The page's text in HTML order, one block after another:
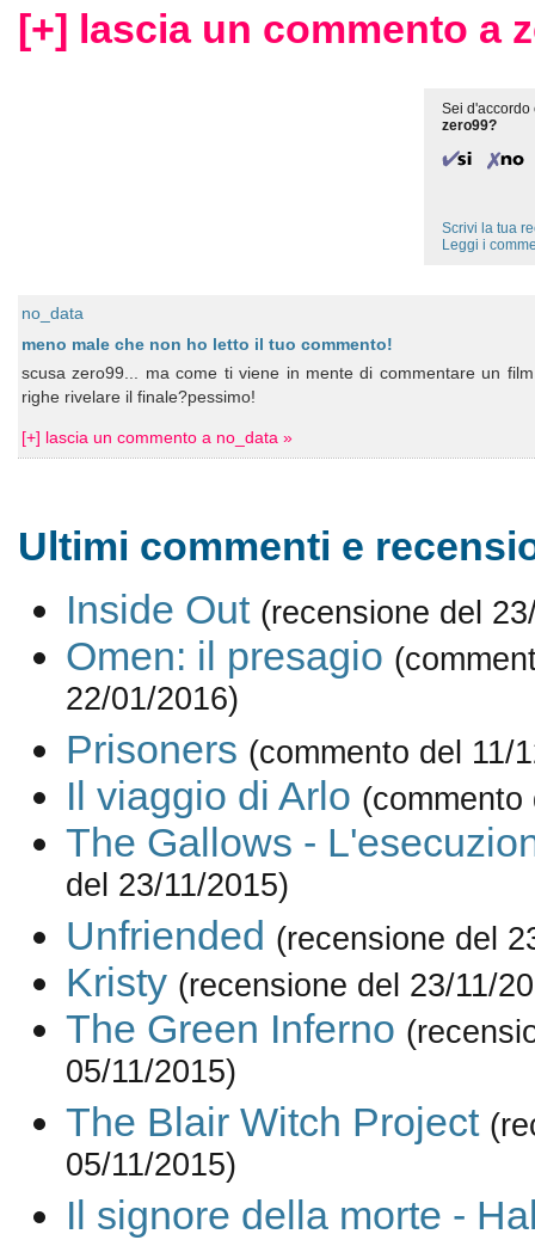
[+] lascia un commento a
Sei d'accordo
zero99?
Scrivi la tua
Leggi i
no_data
meno male che non ho letto il tuo commento!
scusa zero99... ma come ti viene in mente di commentare un
righe rivelare il finale?pessimo!
[+] lascia un commento a no_data »
Ultimi commenti e
Inside Out (recensione del
Omen: il presagio
22/01/2016)
Prisoners (commento del 11/
Il viaggio di Arlo (commento
The Gallows -
del 23/11/2015)
Unfriended (recensione del
Kristy (recensione del 23/11/
The Green Inferno
05/11/2015)
The Blair Witch Project
05/11/2015)
Il signore della morte -